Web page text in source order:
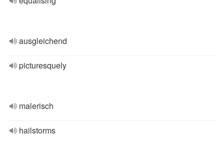
ausgleichend
picturesquely
malerisch
hailstorms